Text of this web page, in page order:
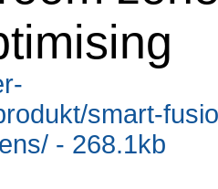
smart-
- 268.1kb